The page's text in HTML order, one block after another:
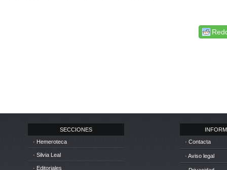
SECCIONES
· Hemeroteca
· Silvia Leal
· Editoriales
· Contacta
· Aviso legal